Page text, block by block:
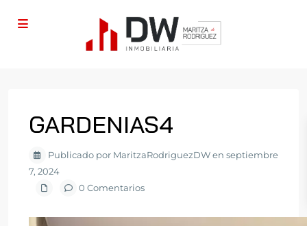
GARDENIAS4
Publicado por MaritzaRodriguezDW en septiembre
7, 2024
0 Comentarios